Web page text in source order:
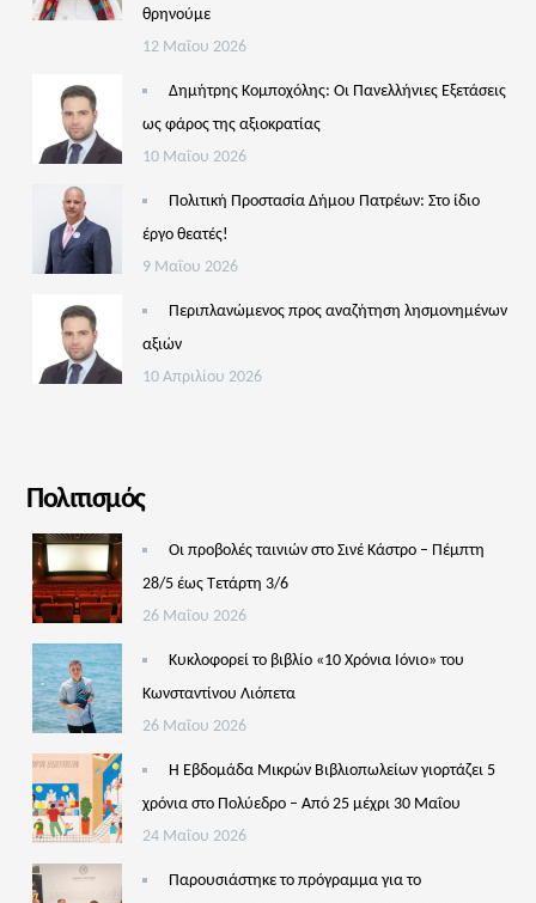
θρηνούμε
12 Μαΐου 2026
Δημήτρης Κομποχόλης: Οι Πανελλήνιες Εξετάσεις
ως φάρος της αξιοκρατίας
10 Μαΐου 2026
Πολιτική Προστασία Δήμου Πατρέων: Στο ίδιο
έργο θεατές!
9 Μαΐου 2026
Περιπλανώμενος προς αναζήτηση λησμονημένων
αξιών
10 Απριλίου 2026
Πολιτισμός
Οι προβολές ταινιών στο Σινέ Κάστρο – Πέμπτη
28/5 έως Τετάρτη 3/6
26 Μαΐου 2026
Κυκλοφορεί το βιβλίο «10 Χρόνια Ιόνιο» του
Κωνσταντίνου Λιόπετα
26 Μαΐου 2026
Η Εβδομάδα Μικρών Βιβλιοπωλείων γιορτάζει 5
χρόνια στο Πολύεδρο – Από 25 μέχρι 30 Μαΐου
24 Μαΐου 2026
Παρουσιάστηκε το πρόγραμμα για το